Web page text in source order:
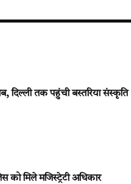
तक पहुंची बस्तरिया संस्कृति
मिले मजिस्ट्रेटी अधिकार